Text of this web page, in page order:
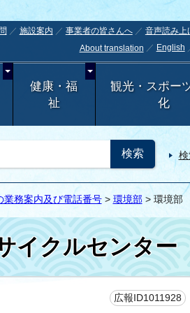
施設案内 事業者の皆さんへ 音声読み上
About translation
English
健康・福
祉
観光・スポー
化
業務案内及び電話番号> 環境部> 環境部
イクルセンター
広報ID1011928